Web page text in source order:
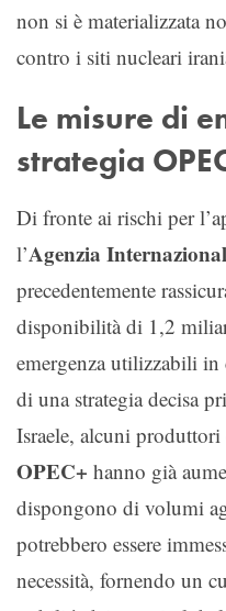
non si è materializzata
contro i siti nucleari
Le misure di
strategia
Di fronte ai rischi per
l’Agenzia
precedentemente
disponibilità di 1,2
emergenza utilizzabili in
di una strategia decisa
Israele, alcuni
OPEC+ hanno già
dispongono di volumi
potrebbero essere
necessità, fornendo un